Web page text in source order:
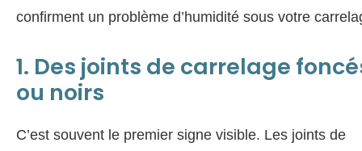
confirment un problème d’humidité sous votre
1. Des joints de carrelage
ou noirs
C’est souvent le premier signe visible. Les joints de